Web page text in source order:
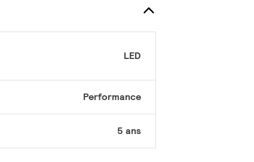
LED
Performance
5 ans